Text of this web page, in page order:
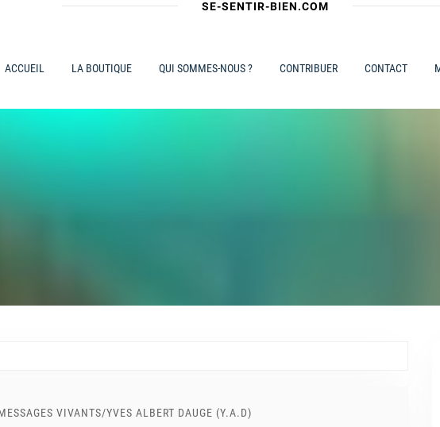
SE-SENTIR-BIEN.COM
ACCUEIL LA BOUTIQUE QUI SOMMES-NOUS ? CONTRIBUER CONTACT
VIVANTS/YVES ALBERT DAUGE (Y.A.D)